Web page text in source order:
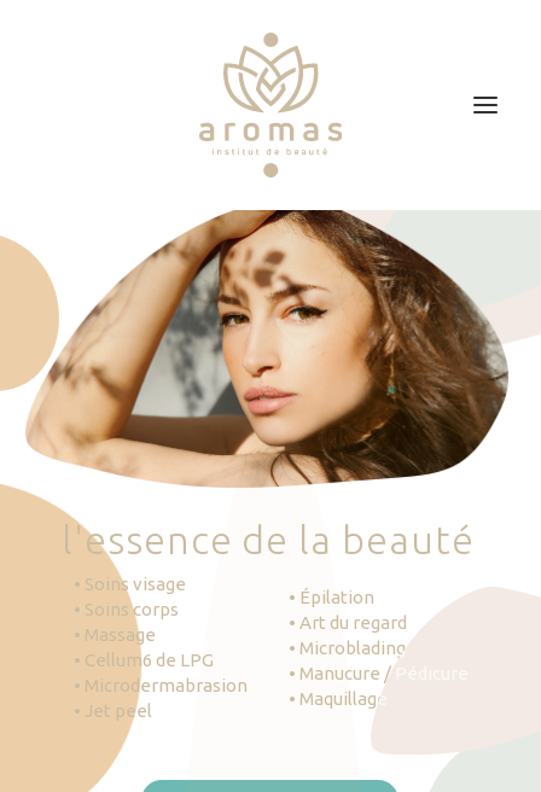
Soins
Je veux faire un bon cadeau
Plan d’accès
Prendre RDV
'essence de la beauté
• Soins visage
• Soins corps
• Massage
• Cellum6 de LPG
• Microdermabrasion
• Jet peel
• Épilation
• Art du regard
• Microblading
• Manucure / Pédicure
• Maquillage